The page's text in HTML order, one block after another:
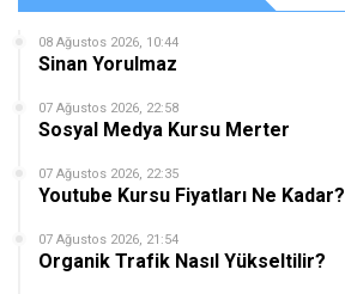
08 Ağustos 2026, 10:44
Sinan Yorulmaz
07 Ağustos 2026, 22:58
Sosyal Medya Kursu Merter
07 Ağustos 2026, 22:35
Youtube Kursu Fiyatları Ne Kadar?
07 Ağustos 2026, 21:54
Organik Trafik Nasıl Yükseltilir?